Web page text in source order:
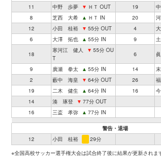
11 中野 歩夢 ▼ ＨＴ OUT 19
8
芝西 大希 ▲ ＨＴ IN 20
12
小田 桂裕 ▼ 55分 OUT 4
6
大澤 拓也 ▲ 55分 IN 9
18
寒河江 健人 ▼ 55分 OU
T
6
9 廣瀬 拳太 ▲ 55分 IN 14
2
藪中 海皇 ▼ 64分 OUT 26
19
二木 健生 ▲ 64分 IN 16
14
湊 琢登 ▼ 77分 OUT
16
三盃 孝弥 ▲ 77分 IN
警告・退場
12
小田 桂裕
29分
※全国高校サッカー選手権大会は試合終了後に結果が更新されま